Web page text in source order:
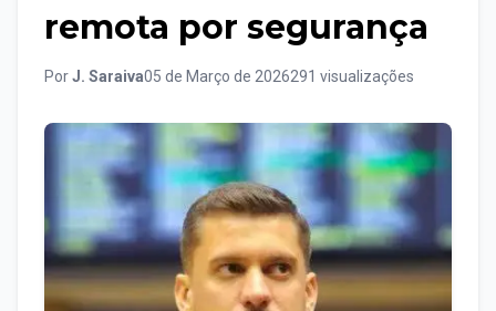
remota por segurança
PorJ. Saraiva05 de Março de 2026291 visualizações